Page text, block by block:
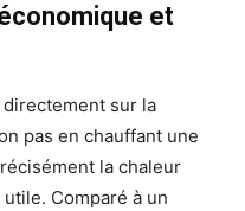
et
directement sur la
pas en chauffant une
la chaleur
Comparé à un